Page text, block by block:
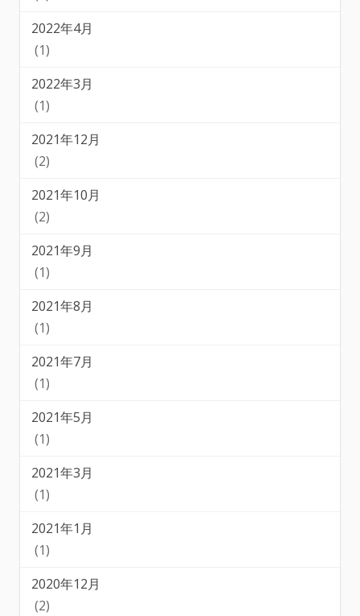
2022年4月
(1)
2022年3月
(1)
2021年12月
(2)
2021年10月
(2)
2021年9月
(1)
2021年8月
(1)
2021年7月
(1)
2021年5月
(1)
2021年3月
(1)
2021年1月
(1)
2020年12月
(2)